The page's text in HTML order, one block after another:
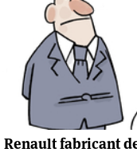
Renault fabricant